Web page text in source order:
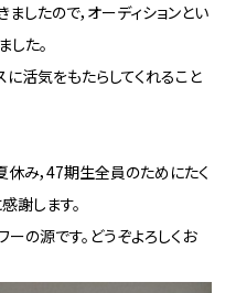
したので，オーディションとい
た。
活気をもたらしてくれること
み，47期生全員のためにたく
謝します。
の源です。どうぞよろしくお